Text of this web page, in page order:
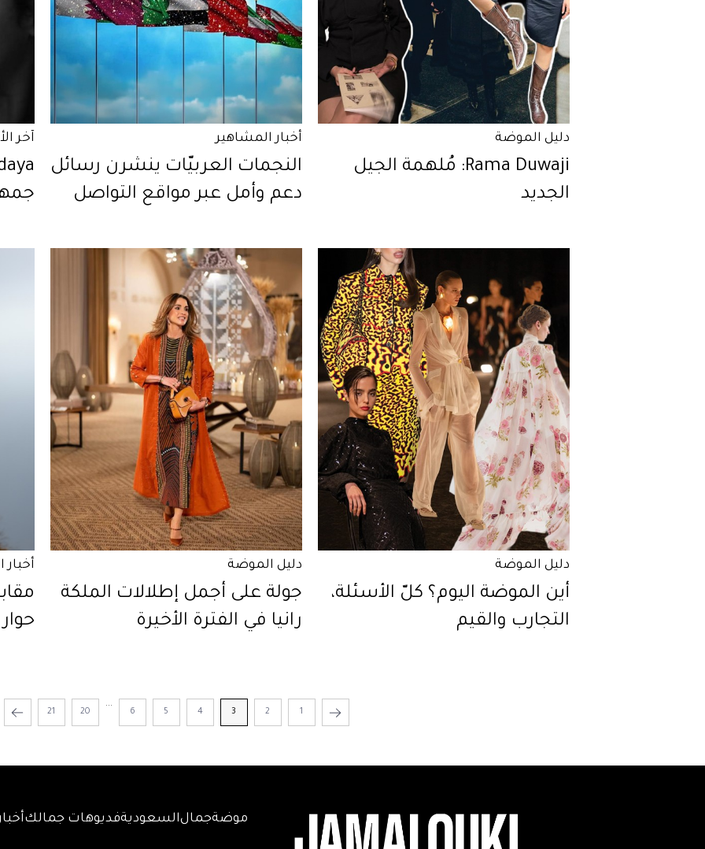
دليل الموضة
Rama Duwaji: مُلهمة الجيل
الجديد
أخبار المشاهير
النجمات العربيّات ينشرن رسائل
دعم وأمل عبر مواقع التواصل
آخر
دليل الموضة
أين الموضة اليوم؟ كلّ الأسئلة،
التجارب والقيم
دليل الموضة
جولة على أجمل إطلالات الملكة
رانيا في الفترة الأخيرة
1
2
3
4
5
6
...
20
21
موضةجمالالسعوديةفديوهات جمالك